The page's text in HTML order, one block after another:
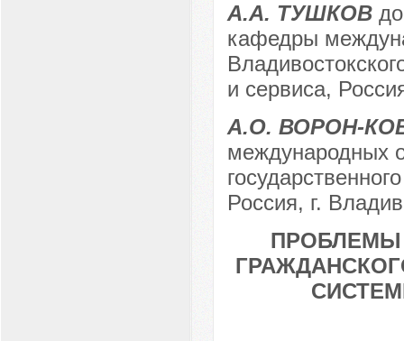
А.А. ТУШКОВ
кафедры
и сервиса,
А.О. ВОРОН-
международных
Россия, г.
ПРОБЛЕМЫ